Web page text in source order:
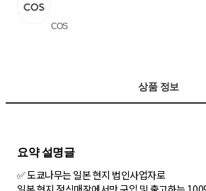
COS
상품 정보
요약 설명글
✅ 도쿄나무는 일본 현지 법인사업자로